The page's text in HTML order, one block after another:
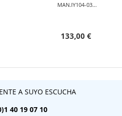
MAN.IY104-03...
133,00 €
A SUYO ESCUCHA
40 19 07 10